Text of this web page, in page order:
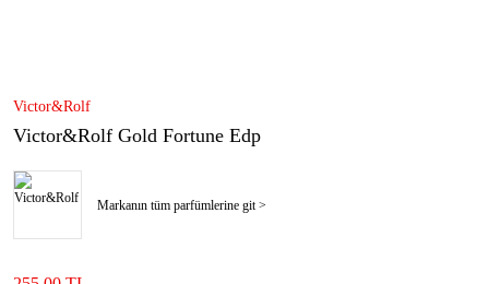
Victor&Rolf
Victor&Rolf Gold Fortune Edp
Markanın tüm parfümlerine git >